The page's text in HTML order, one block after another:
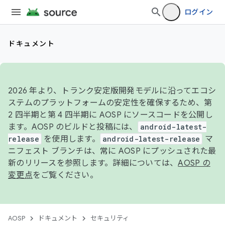
ログイン
ドキュメント
2026 年より、トランク安定版開発モデルに沿ってエコシ
ステムのプラットフォームの安定性を確保するため、第
2 四半期と第 4 四半期に AOSP にソースコードを公開し
ます。AOSP のビルドと投稿には、
android-latest-
release
を使用します。 android-latest-release
マ
ニフェスト ブランチは、常に AOSP にプッシュされた最
新のリリースを参照します。詳細については、AOSP の
変更点をご覧ください。
AOSP ドキュメント セキュリティ